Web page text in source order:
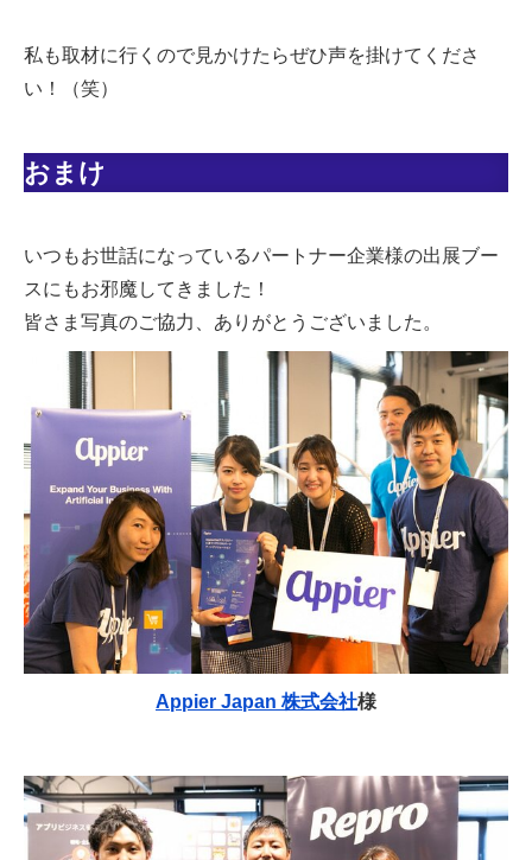
私も取材に行くので見かけたらぜひ声を掛けてくださ
い！（笑）
おまけ
いつもお世話になっているパートナー企業様の出展ブー
スにもお邪魔してきました！
皆さま写真のご協力、ありがとうございました。
Appier Japan 株式会社様